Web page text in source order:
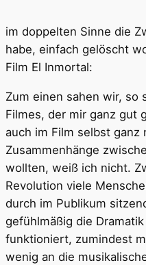
im doppelten Sinne die
habe, einfach gelöscht
Film El Inmortal:
Zum einen sahen wir, so
Filmes, der mir ganz gut
auch im Film selbst
Zusammenhänge
wollten, weiß ich nicht.
Revolution viele
durch im Publikum
gefühlmäßig die
funktioniert, zumindest
wenig an die